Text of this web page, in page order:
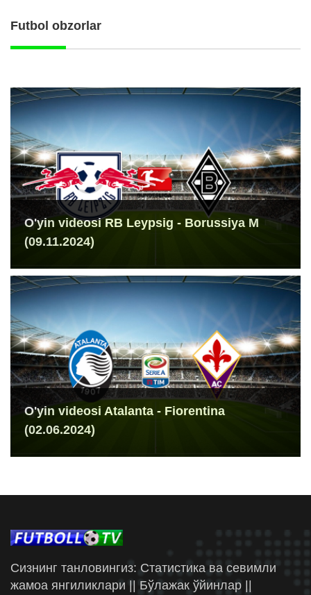
Futbol obzorlar
O'yin videosi RB Leypsig - Borussiya M
(09.11.2024)
O'yin videosi Atalanta - Fiorentina
(02.06.2024)
Сизнинг танловингиз: Статистика ва севимли
жамоа янгиликлари || Бўлажак ўйинлар ||